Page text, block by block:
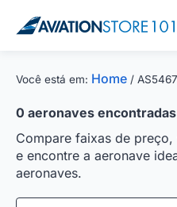
Você está em: Home / AS5467
0 aeronaves encontradas
Compare faixas de
e encontre a aeronave
aeronaves.